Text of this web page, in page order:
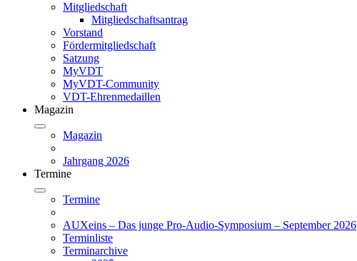
Mitgliedschaft
Mitgliedschaftsantrag
Vorstand
Fördermitgliedschaft
Satzung
MyVDT
MyVDT-Community
VDT-Ehrenmedaillen
Magazin
Magazin
Jahrgang 2026
Termine
Termine
AUXeins – Das junge Pro-Audio-Symposium – September 2026
Terminliste
Terminarchive